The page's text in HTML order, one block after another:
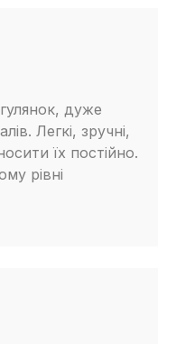
дуже
Легкі, зручні,
їх постійно.
рівні